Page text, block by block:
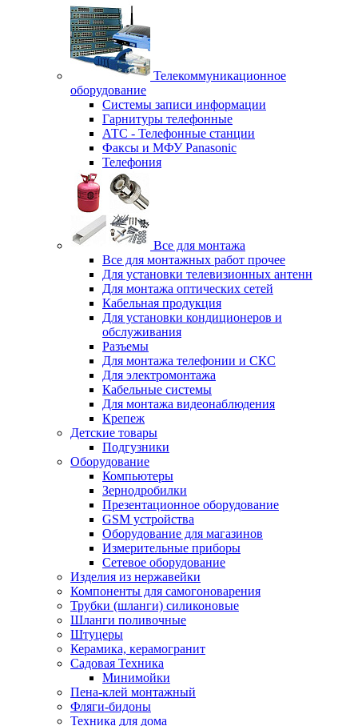
Телекоммуникационное
оборудование
Системы записи информации
Гарнитуры телефонные
АТС - Телефонные станции
Факсы и МФУ Panasonic
Телефония
Все для монтажа
Все для монтажных работ прочее
Для установки телевизионных антенн
Для монтажа оптических сетей
Кабельная продукция
Для установки кондиционеров и
обслуживания
Разъемы
Для монтажа телефонии и СКС
Для электромонтажа
Кабельные системы
Для монтажа видеонаблюдения
Крепеж
Детские товары
Подгузники
Оборудование
Компьютеры
Зернодробилки
Презентационное оборудование
GSM устройства
Оборудование для магазинов
Измерительные приборы
Сетевое оборудование
Изделия из нержавейки
Компоненты для самогоноварения
Трубки (шланги) силиконовые
Шланги поливочные
Штуцеры
Керамика, керамогранит
Садовая Техника
Минимойки
Пена-клей монтажный
Фляги-бидоны
Техника для дома